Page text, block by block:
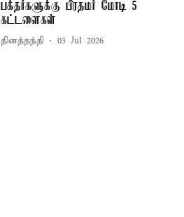
பக்தர்களுக்கு பிரதமர் மோடி 5
கட்டளைகள்
தினத்தந்தி 03 Jul 2026